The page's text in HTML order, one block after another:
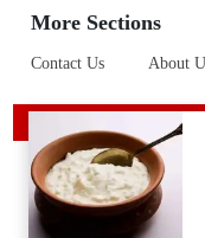
More Sections
Contact Us About